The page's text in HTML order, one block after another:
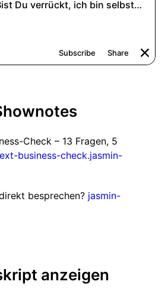
Check – 13 Fragen, 5
business-check.jasmin-
besprechen? jasmin-
anzeigen